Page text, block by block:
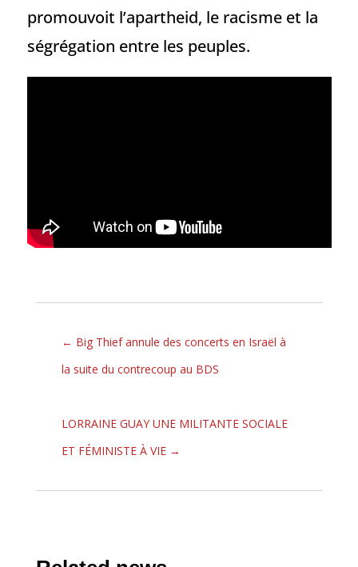
promouvoit l’apartheid, le racisme et la
ségrégation entre les peuples.
← Big Thief annule des concerts en Israël à
la suite du contrecoup au BDS
LORRAINE GUAY UNE MILITANTE SOCIALE
ET FÉMINISTE À VIE→